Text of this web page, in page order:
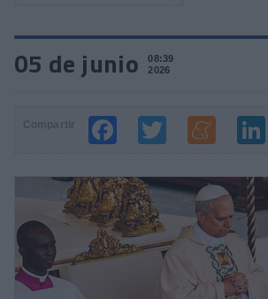
05 de junio
08:39
2026